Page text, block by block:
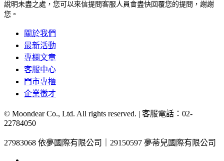
說明未盡之處，您可以來信提問客服人員會盡快回覆您的提問，謝謝
您。
關於我們
最新活動
專欄文章
客服中心
門市專櫃
企業徵才
© Moondear Co., Ltd. All rights reserved. | 客服電話： 02-
22784050
27983068 依夢國際有限公司｜29150597 夢蒂兒國際有限公司